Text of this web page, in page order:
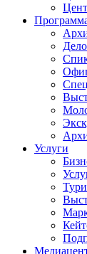
Услуги